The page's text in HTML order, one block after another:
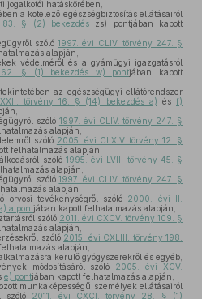
jogalkotói hatáskörében,
a kötelező egészségbiztosítás ellátásairól
83. § (2) bekezdészs) pontjában kapott
szóló1997. évi CLIV. törvény 247. §
alapján,
védelméről és a gyámügyi igazgatásról
§ (1) bekezdés w) pontjában kapott
az egészségügyi ellátórendszer
törvény 16. § (14) bekezdés a) ésf)
szóló 1997. évi CLIV. törvény 247. §
alapján,
szóló 2005. évi CLXIV. törvény 12. §
felhatalmazás alapján,
szóló 1995. évi LVII. törvény 45. §
alapján,
szóló1997. évi CLIV. törvény 247. §
alapján,
orvosi tevékenységről szóló 2000. évi II.
alpontjában kapott felhatalmazás alapján,
szóló 2011. évi CXCV. törvény 109. §
alapján,
szóló 2015. évi CXLIII. törvény 198.
alapján,
kerülő gyógyszerekről és egyéb,
módosításáról szóló 2005. évi XCV.
e) pontjában kapott felhatalmazás alapján,
munkaképességű személyek ellátásairól
szóló 2011. évi CXCI. törvény 28. § (1)